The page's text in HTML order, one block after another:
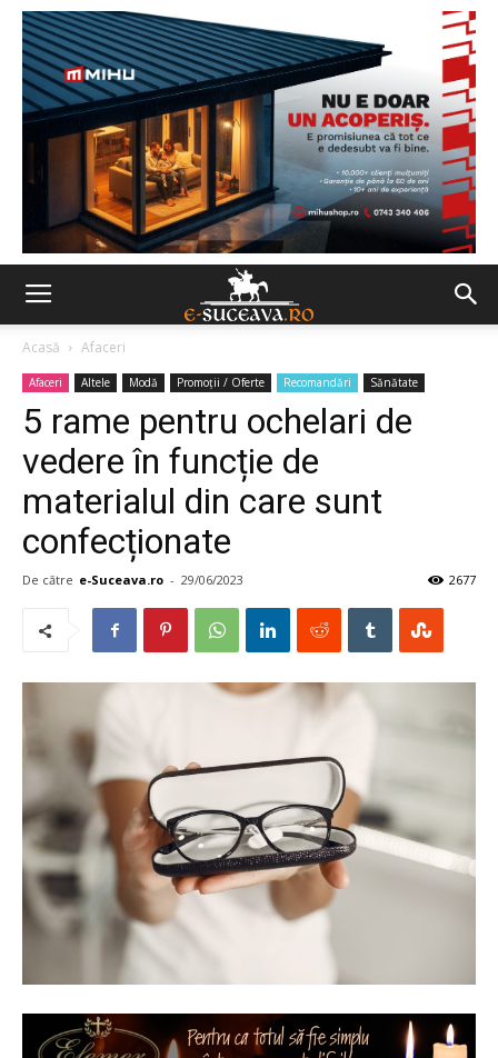
Acasă Afaceri
Afaceri Altele Modă Promoții / Oferte Recomandări Sănătate
5 rame pentru ochelari de
vedere în funcție de
materialul din care sunt
confecționate
De către e-Suceava.ro - 29/06/2023 2677